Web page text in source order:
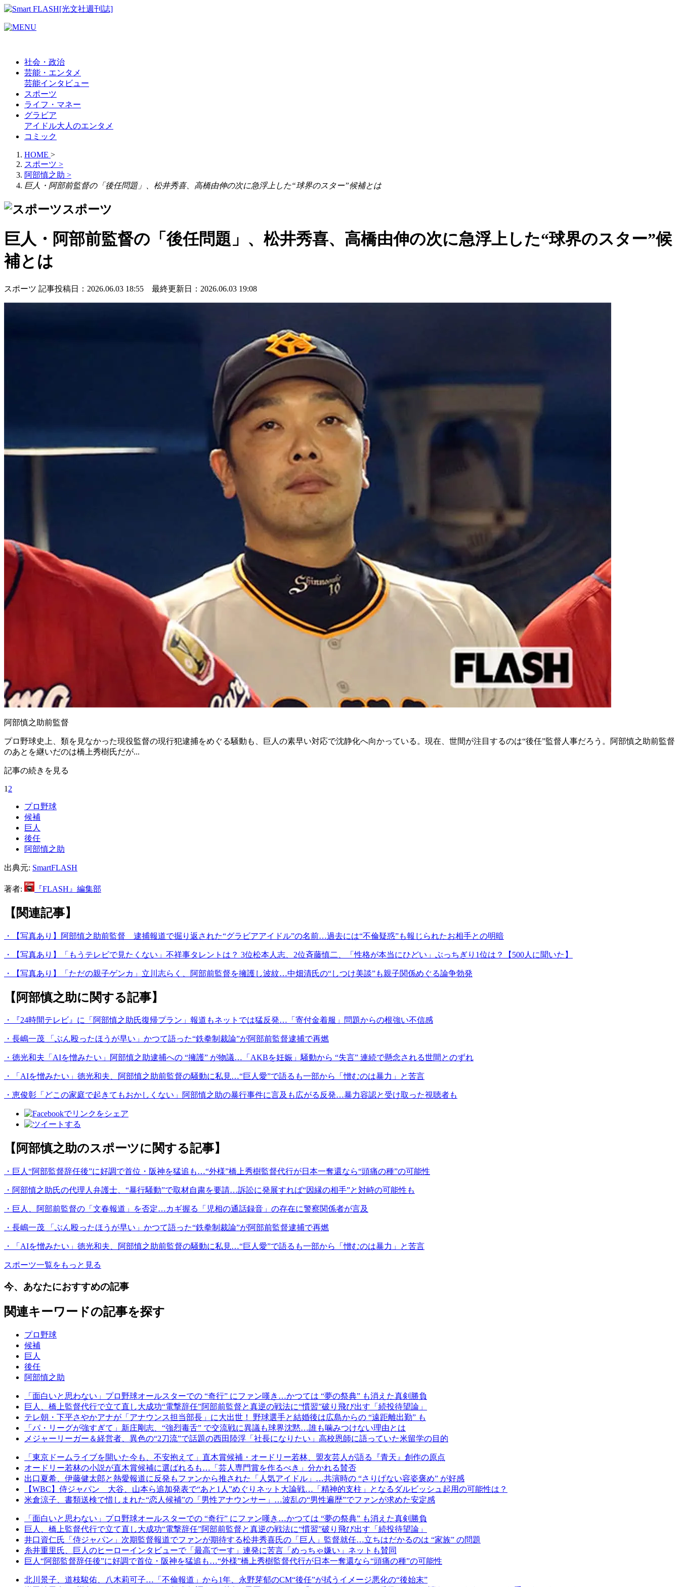
社会・政治
芸能・エンタメ
芸能インタビュー
スポーツ
ライフ・マネー
グラビア
アイドル大人のエンタメ
コミック
HOME >
スポーツ >
阿部慎之助 >
巨人・阿部前監督の「後任問題」、松井秀喜、高橋由伸の次に急浮上した“球界のスター”候補とは
スポーツ
巨人・阿部前監督の「後任問題」、松井秀喜、高橋由伸の次に急浮上した“球界のスター”候
補とは
スポーツ 記事投稿日：2026.06.03 18:55 最終更新日：2026.06.03 19:08
阿部慎之助前監督
プロ野球史上、類を見なかった現役監督の現行犯逮捕をめぐる騒動も、巨人の素早い対応で沈静化へ向かっている。現在、世間が注目するのは“後任”監督人事だろう。阿部慎之助前監督
のあとを継いだのは橋上秀樹氏だが...
記事の続きを見る
1 2
プロ野球
候補
巨人
後任
阿部慎之助
出典元: SmartFLASH
著者: 『FLASH』編集部
【関連記事】
・【写真あり】阿部慎之助前監督 逮捕報道で掘り返された“グラビアアイドル”の名前…過去には“不倫疑惑”も報じられたお相手との明暗
・【写真あり】「もうテレビで見たくない」不祥事タレントは？ 3位松本人志、2位斉藤慎二、「性格が本当にひどい」ぶっちぎり1位は？【500人に聞いた】
・【写真あり】「ただの親子ゲンカ」立川志らく、阿部前監督を擁護し波紋…中畑清氏の“しつけ美談”も親子関係めぐる論争勃発
【阿部慎之助に関する記事】
・『24時間テレビ』に「阿部慎之助氏復帰プラン」報道もネットでは猛反発…「寄付金着服」問題からの根強い不信感
・長嶋一茂 「ぶん殴ったほうが早い」かつて語った“鉄拳制裁論”が阿部前監督逮捕で再燃
・徳光和夫「AIを憎みたい」阿部慎之助逮捕への “擁護” が物議…「AKBを妊娠」騒動から “失言” 連続で懸念される世間とのずれ
・「AIを憎みたい」徳光和夫、阿部慎之助前監督の騒動に私見…“巨人愛”で語るも一部から「憎むのは暴力」と苦言
・恵俊彰「どこの家庭で起きてもおかしくない」阿部慎之助の暴行事件に言及も広がる反発…暴力容認と受け取った視聴者も
【阿部慎之助のスポーツに関する記事】
・巨人“阿部監督辞任後”に好調で首位・阪神を猛追も…“外様”橋上秀樹監督代行が日本一奪還なら“頭痛の種”の可能性
・阿部慎之助氏の代理人弁護士、“暴行騒動”で取材自粛を要請…訴訟に発展すれば“因縁の相手”と対峙の可能性も
・巨人、阿部前監督の「文春報道」を否定…カギ握る「児相の通話録音」の存在に警察関係者が言及
・長嶋一茂 「ぶん殴ったほうが早い」かつて語った“鉄拳制裁論”が阿部前監督逮捕で再燃
・「AIを憎みたい」徳光和夫、阿部慎之助前監督の騒動に私見…“巨人愛”で語るも一部から「憎むのは暴力」と苦言
スポーツ一覧をもっと見る
今、あなたにおすすめの記事
関連キーワードの記事を探す
プロ野球
候補
巨人
後任
阿部慎之助
「面白いと思わない」プロ野球オールスターでの “奇行” にファン嘆き…かつては “夢の祭典” も消えた真剣勝負
巨人、橋上監督代行で立て直し大成功“電撃辞任”阿部前監督と真逆の戦法に“慣習”破り飛び出す「続投待望論」
テレ朝・下平さやかアナが「アナウンス担当部長」に大出世！ 野球選手と結婚後は広島からの “遠距離出勤” も
「パ・リーグが強すぎて」新庄剛志、“強烈毒舌” で交流戦に異議も球界沈黙…誰も噛みつけない理由とは
メジャーリーガー＆経営者、異色の“2刀流”で話題の西田陸浮「社長になりたい」高校恩師に語っていた米留学の目的
「東京ドームライブを開いた今も、不安抱えて」直木賞候補・オードリー若林、盟友芸人が語る『青天』創作の原点
オードリー若林の小説が直木賞候補に選ばれるも…「芸人専門賞を作るべき」分かれる賛否
出口夏希、伊藤健太郎と熱愛報道に反発もファンから推された「人気アイドル」…共演時の “さりげない容姿褒め” が好感
【WBC】侍ジャパン 大谷、山本ら追加発表で“あと1人”めぐりネット大論戦…「精神的支柱」となるダルビッシュ起用の可能性は？
米倉涼子、書類送検で惜しまれた“恋人候補”の「男性アナウンサー」…波乱の“男性遍歴”でファンが求めた安定感
「面白いと思わない」プロ野球オールスターでの “奇行” にファン嘆き…かつては “夢の祭典” も消えた真剣勝負
巨人、橋上監督代行で立て直し大成功“電撃辞任”阿部前監督と真逆の戦法に“慣習”破り飛び出す「続投待望論」
井口資仁氏「侍ジャパン」次期監督報道でファンが期待する松井秀喜氏の「巨人」監督就任…立ちはだかるのは “家族” の問題
糸井重里氏、巨人のヒーローインタビューで「最高でーす」連発に苦言「めっちゃ嫌い」ネットも賛同
巨人“阿部監督辞任後”に好調で首位・阪神を猛追も…“外様”橋上秀樹監督代行が日本一奪還なら“頭痛の種”の可能性
北川景子、道枝駿佑、八木莉可子…「不倫報道」から1年、永野芽郁のCM“後任”が拭うイメージ悪化の“後始末”